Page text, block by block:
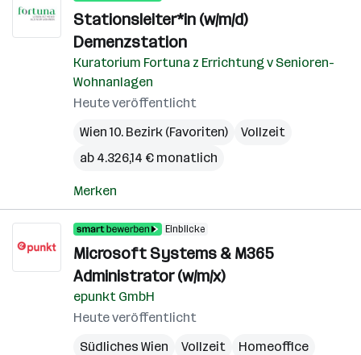
Stationsleiter*in (w/m/d)
Demenzstation
Kuratorium Fortuna z Errichtung v Senioren-
Wohnanlagen
Heute veröffentlicht
Wien 10. Bezirk (Favoriten)
Vollzeit
ab 4.326,14 € monatlich
Merken
Einblicke
Microsoft Systems & M365
Administrator (w/m/x)
epunkt GmbH
Heute veröffentlicht
Südliches Wien
Vollzeit
Homeoffice